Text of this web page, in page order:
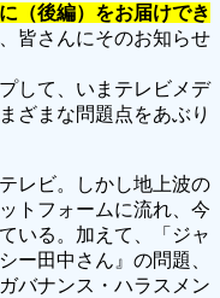
（後編）をお届けでき
皆さんにそのお知らせ
して、いまテレビメデ
ざまな問題点をあぶり
レビ。しかし地上波の
トフォームに流れ、今
いる。加えて、「ジャ
ー田中さん』の問題、
バナンス・ハラスメン